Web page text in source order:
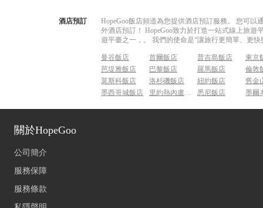
酒店預訂
HopeGoo飯店頻道為您提供酒店預訂服務。 您可
外酒店預訂！ HopeGoo致力於打造一站式線上旅
遊平臺之一，。 我們的使命是“讓旅行更簡單、更
曼谷飯店 首爾飯店 普吉島飯店
東京
芭堤雅飯店
巴黎飯店 羅馬飯店
倫敦
莫斯科飯店
洛杉磯飯店 紐約飯店
舊金
墨西哥城飯店
里約熱內盧飯店 悉尼飯店 墨爾
關於HopeGoo
公司簡介
服務保障
服務條款